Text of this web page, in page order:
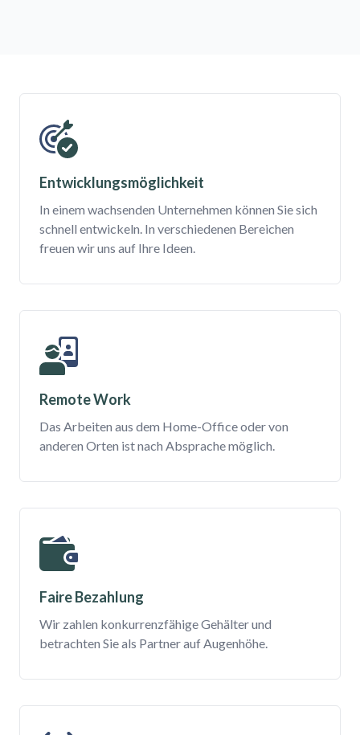
Entwicklungsmöglichkeit
In einem wachsenden Unternehmen können Sie sich
schnell entwickeln. In verschiedenen Bereichen
freuen wir uns auf Ihre Ideen.
Remote Work
Das Arbeiten aus dem Home-Office oder von
anderen Orten ist nach Absprache möglich.
Faire Bezahlung
Wir zahlen konkurrenzfähige Gehälter und
betrachten Sie als Partner auf Augenhöhe.